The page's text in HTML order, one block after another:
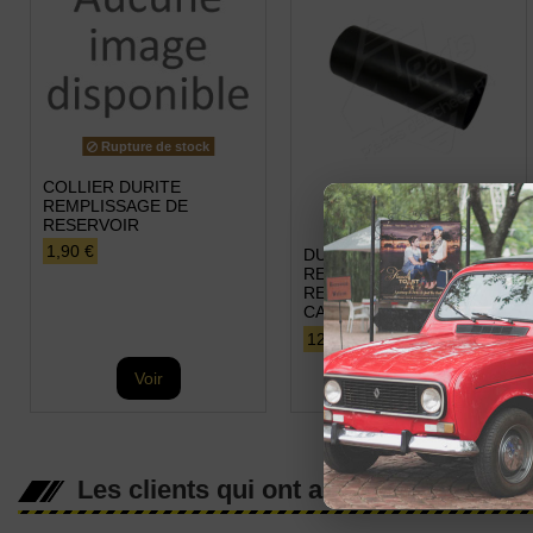
Rupture de stock
COLLIER DURITE
REMPLISSAGE DE
RESERVOIR
1,90 €
Voir
Rupture de stock
DURITE DE
REMPLISSAGE DE
RESERVOIR A
CARBURANT 50x145mm
12,99 €
Voir
Les clients qui ont acheté ce produit